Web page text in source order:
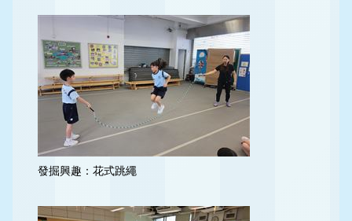
發掘興趣：花式跳繩